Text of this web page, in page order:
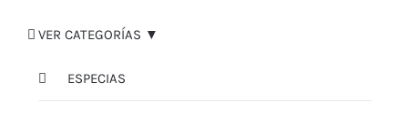
VER CATEGORÍAS ▼
ESPECIAS